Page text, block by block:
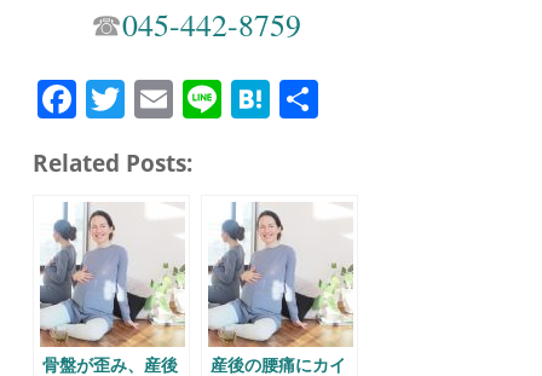
☎︎045-442-8759
Fa
bo
ok
T
tte
r
E
ail
Li H
a
Related Posts:
骨盤が歪み、産後
産後の腰痛にカイ